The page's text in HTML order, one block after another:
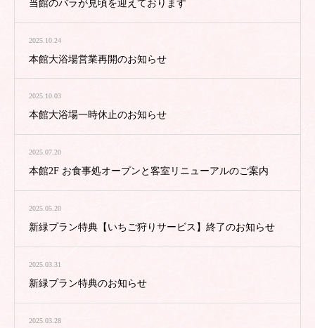
当館のバラが見頃を迎えております
2025.10.24
本館大浴場営業再開のお知らせ
2025.10.03
本館大浴場一時休止のお知らせ
2025.07.20
本館2F お食事処オープンと客室リニューアルのご案内
2025.05.20
新緑プラン特典【いちご狩りサービス】終了のお知らせ
2025.03.31
新緑プラン特典のお知らせ
2025.03.28